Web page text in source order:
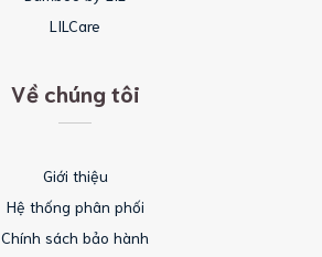
LILCare
Về chúng tôi
Giới thiệu
Hệ thống phân phối
Chính sách bảo hành